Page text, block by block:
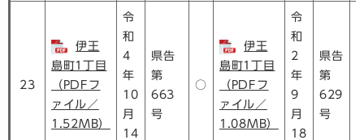
23
伊王
島町1丁目
（PDFフ
ァイル／
1.52MB）
令
和
4
年
10
月
14
県告
第
663
号
○
伊王
島町1丁目
（PDFフ
ァイル／
1.08MB）
令
和
2
年
9
月
18
県告
第
629
号